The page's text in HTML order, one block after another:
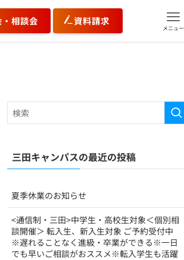
相談会 資料請求
メニュー
三田キャンパスの最近の投稿
夏季休業のお知らせ
<通信制・三田>中学生・高校生対象＜個別相
談開催＞ 転入生、新入生対象 ご予約受付中
※遅れることなく進級・卒業ができる※一日
でも早いご相談がおススメ※転入学生も活躍